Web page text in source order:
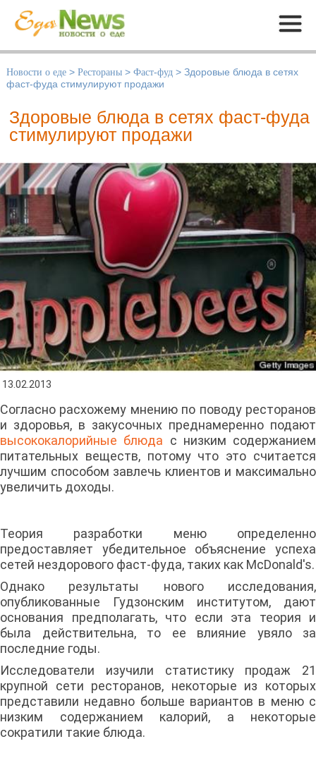
Меню
Новости о еде > Рестораны > Фаст-фуд > Здоровые блюда в сетях
фаст-фуда стимулируют продажи
Здоровые блюда в сетях фаст-фуда
стимулируют продажи
13.02.2013
Согласно расхожему мнению по поводу ресторанов
и здоровья, в закусочных преднамеренно подают
высококалорийные блюда с низким содержанием
питательных веществ, потому что это считается
лучшим способом завлечь клиентов и максимально
увеличить доходы.
Теория разработки меню определенно
предоставляет убедительное объяснение успеха
сетей нездорового фаст-фуда, таких как McDonald's.
Однако результаты нового исследования,
опубликованные Гудзонским институтом, дают
основания предполагать, что если эта теория и
была действительна, то ее влияние увяло за
последние годы.
Исследователи изучили статистику продаж 21
крупной сети ресторанов, некоторые из которых
представили недавно больше вариантов в меню с
низким содержанием калорий, а некоторые
сократили такие блюда.